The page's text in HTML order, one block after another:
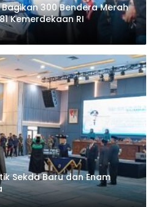
300 Bendera Merah
Kemerdekaan RI
Sekda Baru dan Enam